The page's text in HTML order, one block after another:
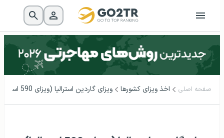
صفحه اصلی اخذ ویزای کشورها ویزای گاردین استرالیا (ویزای 590 استرالیا)